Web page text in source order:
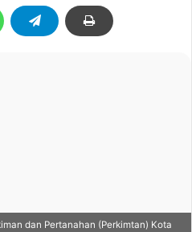
dan Pertanahan (Perkimtan) Kota